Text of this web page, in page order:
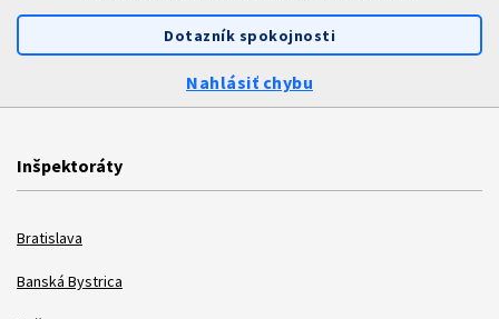
Dotazník spokojnosti
Nahlásiť chybu
Inšpektoráty
Bratislava
Banská Bystrica